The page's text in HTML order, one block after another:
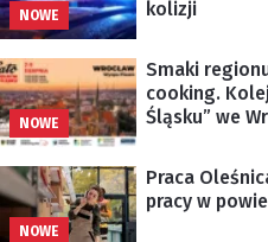
NOWE
kolizji
NOWE
Smaki
cooking.
Śląsku” we
NOWE
Praca
pracy w